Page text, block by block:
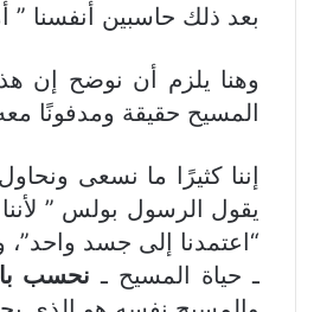
بعد ذلك حاسبين أنفسنا ”
وهنا يلزم أن نوضح إن
المسيح حقيقة ومدفونًا
إننا كثيرًا ما نسعى
“اعتمدنا إلى جسد واحد”،
ـ حياة المسيح ـ نحسب